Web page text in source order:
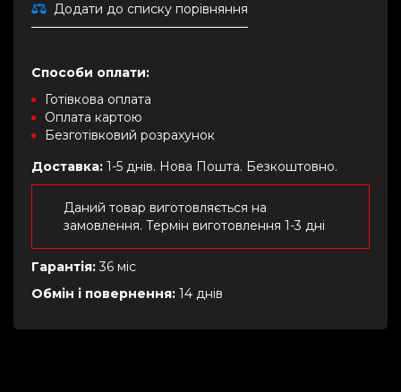
Додати до списку порівняння
Способи оплати:
Готівкова оплата
Оплата картою
Безготівковий розрахунок
Доставка: 1-5 днів. Нова Пошта. Безкоштовно.
Даний товар виготовляється на
замовлення. Термін виготовлення 1-3 дні
Гарантія:36 міс
Обмін і повернення: 14 днів